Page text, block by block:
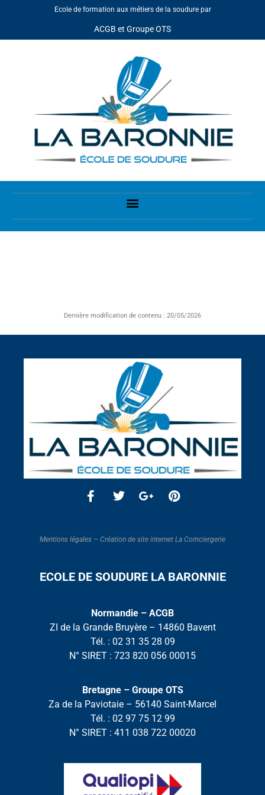
Ecole de formation aux métiers de la soudure par
ACGB et Groupe OTS
Dernière modification de contenu : 20/05/2026
Mentions légales – Création de site internet La Comciergerie
ECOLE DE SOUDURE LA BARONNIE
Normandie – ACGB
ZI de la Grande Bruyère – 14860 Bavent
Tél. : 02 31 35 28 09
N° SIRET : 723 820 056 00015
Bretagne – Groupe OTS
Za de la Paviotaie – 56140 Saint-Marcel
Tél. : 02 97 75 12 99
N° SIRET : 411 038 722 00020